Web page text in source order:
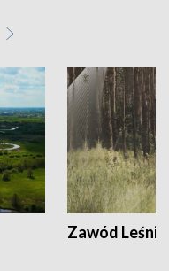
Zawód Leśnik